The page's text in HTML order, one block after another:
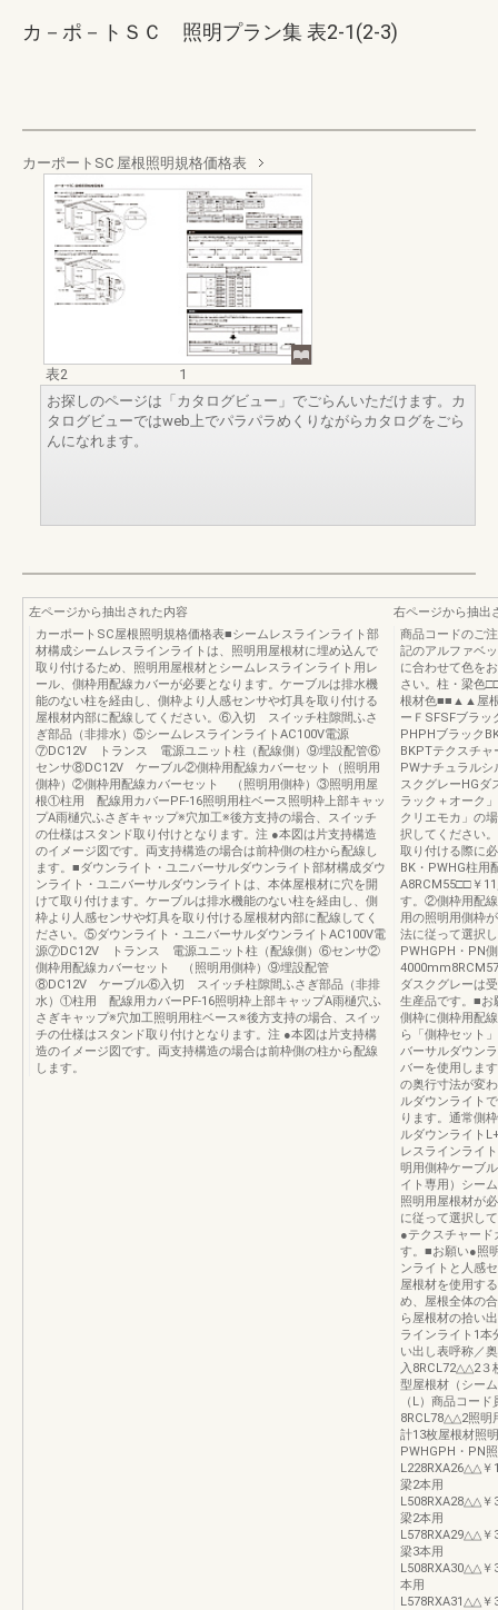
カ－ポ－トＳＣ 照明プラン集 表2-1(2-3)
カーポートSC 屋根照明規格価格表
表2
1
お探しのページは「カタログビュー」でごらんいただけます。カ
タログビューではweb上でパラパラめくりながらカタログをごら
んになれます。
左ページから抽出された内容
カーポートSC屋根照明規格価格表■シームレスラインライト部
材構成シームレスラインライトは、照明用屋根材に埋め込んで
取り付けるため、照明用屋根材とシームレスラインライト用レ
ール、側枠用配線カバーが必要となります。ケーブルは排水機
能のない柱を経由し、側枠より人感センサや灯具を取り付ける
屋根材内部に配線してください。⑥入切 スイッチ柱隙間ふさ
ぎ部品（非排水）⑤シームレスラインライトAC100V電源
⑦DC12V トランス 電源ユニット柱（配線側）⑨埋設配管⑥
センサ⑧DC12V ケーブル②側枠用配線カバーセット（照明用
側枠）②側枠用配線カバーセット （照明用側枠）③照明用屋
根①柱用 配線用カバーPF-16照明用柱ベース照明枠上部キャッ
プA雨樋穴ふさぎキャップ※穴加工※後方支持の場合、スイッチ
の仕様はスタンド取り付けとなります。注 ●本図は片支持構造
のイメージ図です。両支持構造の場合は前枠側の柱から配線し
ます。■ダウンライト・ユニバーサルダウンライト部材構成ダウ
ンライト・ユニバーサルダウンライトは、本体屋根材に穴を開
けて取り付けます。ケーブルは排水機能のない柱を経由し、側
枠より人感センサや灯具を取り付ける屋根材内部に配線してく
ださい。⑤ダウンライト・ユニバーサルダウンライトAC100V電
源⑦DC12V トランス 電源ユニット柱（配線側）⑥センサ②
側枠用配線カバーセット （照明用側枠）⑨埋設配管
⑧DC12V ケーブル⑥入切 スイッチ柱隙間ふさぎ部品（非排
水）①柱用 配線用カバーPF-16照明枠上部キャップA雨樋穴ふ
さぎキャップ※穴加工照明用柱ベース※後方支持の場合、スイッ
チの仕様はスタンド取り付けとなります。注 ●本図は片支持構
造のイメージ図です。両支持構造の場合は前枠側の柱から配線
します。
右ページから抽出
商品コードのご
記のアルファベ
に合わせて色を
さい。柱・梁色
根材色■■▲▲屋
ーＦSFSFブラッ
PHPHブラック
BKPTテクスチ
PWナチュラル
スクグレーHGダ
ラック＋オーク
クリエモカ」の
択してください
取り付ける際に
BK・PWHG柱用
A8RCM55□□￥
す。②側枠用配
用の照明用側枠
法に従って選択
PWHGPH・PN
ダスクグレーは
生産品です。■お
側枠に側枠用配
ら「側枠セット
バーサルダウン
バーを使用しま
の奥行寸法が変
ルダウンライト
ります。通常側
ルダウンライト
レスラインライ
明用側枠ケーブ
イト専用）シー
照明用屋根材が
に従って選択し
●テクスチャー
す。■お願い●照
ンライトと人感
屋根材を使用す
め、屋根全体の
ら屋根材の拾い
ラインライト1本
い出し表呼称／
入8RCL72△△2３
型屋根材（シー
（L）商品コー
8RCL78△△2照明
計13枚屋根材照
PWHGPH・PN
L228RXA26△△
梁2本用
L508RXA28△△
梁2本用
L578RXA29△△
梁3本用
L508RXA30△△
本用
L578RXA31△△